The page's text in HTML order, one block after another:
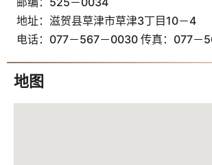
地址：滋贺县草津市草津3丁目10－4
电话：077－567－0030 传真：077－
地图